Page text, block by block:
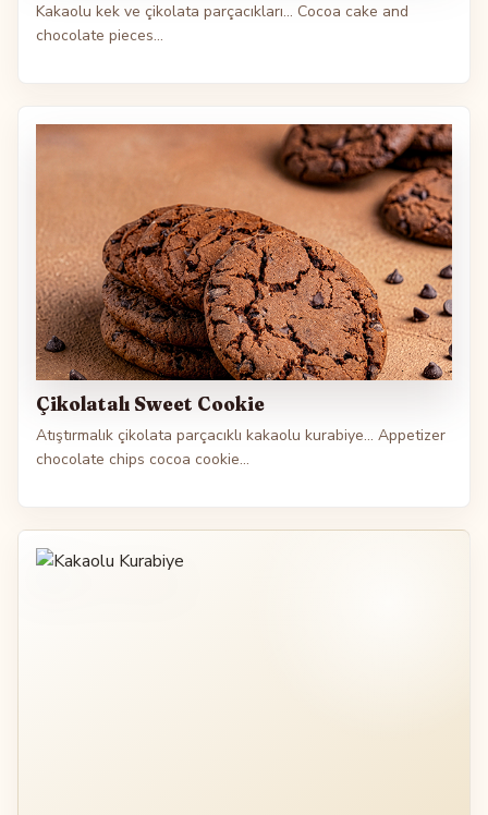
Kakaolu kek ve çikolata parçacıkları... Cocoa cake and
chocolate pieces...
Çikolatalı Sweet Cookie
Atıştırmalık çikolata parçacıklı kakaolu kurabiye... Appetizer
chocolate chips cocoa cookie...